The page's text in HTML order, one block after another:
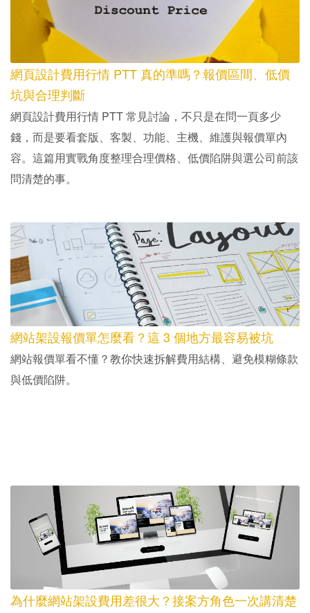
網頁設計費用行情 PTT 真的準嗎？報價區間、低價
坑與合理判斷
網頁設計費用行情 PTT 常見討論，不只是在問一頁多少
錢，而是要看套版、客製、功能、主機、維護與報價單內
容。這篇用實戰角度整理合理價格、低價陷阱與選公司前該
問清楚的事。
網站架設報價單怎麼看？這 3 個地方最容易被坑
網站報價單看不懂？教你快速拆解費用結構、避免模糊條款
與低價陷阱。
為什麼網站架設費用差很大？接案方角色一次講清楚